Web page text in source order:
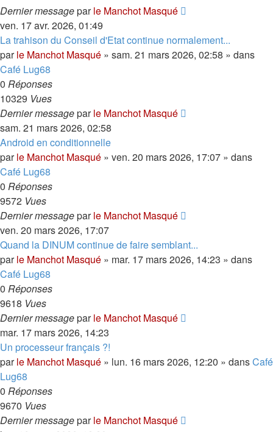
Dernier messageparle Manchot Masqué
ven. 17 avr. 2026, 01:49
La trahison du Conseil d'Etat continue normalement...
parle Manchot Masqué » sam. 21 mars 2026, 02:58 » dans
Café Lug68
0 Réponses
10329 Vues
Dernier messageparle Manchot Masqué
sam. 21 mars 2026, 02:58
Android en conditionnelle
parle Manchot Masqué » ven. 20 mars 2026, 17:07 » dans
Café Lug68
0 Réponses
9572 Vues
Dernier messageparle Manchot Masqué
ven. 20 mars 2026, 17:07
Quand la DINUM continue de faire semblant...
parle Manchot Masqué » mar. 17 mars 2026, 14:23 » dans
Café Lug68
0 Réponses
9618 Vues
Dernier messageparle Manchot Masqué
mar. 17 mars 2026, 14:23
Un processeur français ?!
parle Manchot Masqué » lun. 16 mars 2026, 12:20 » dansCafé
Lug68
0 Réponses
9670 Vues
Dernier messageparle Manchot Masqué